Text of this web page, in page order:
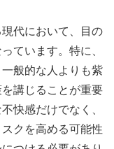
代において、目の
ています。特に、
般的な人よりも紫
講じることが重要
快感だけでなく、
クを高める可能性